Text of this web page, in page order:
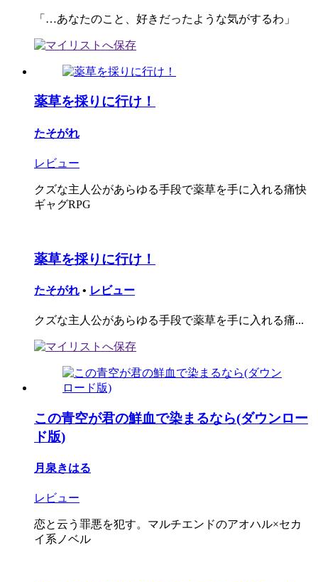
「…あなたのこと、好きだったような気がするわ」
薬草を採りに行け！
たそがれ
レビュー
クズな主人公があらゆる手段で薬草を手に入れる痛快
ギャグRPG
薬草を採りに行け！
たそがれ • レビュー
クズな主人公があらゆる手段で薬草を手に入れる痛...
この青空が君の鮮血で染まるなら(ダウンロー
ド版)
月泉きはる
レビュー
恋と云う罪悪を犯す。マルチエンドのアオハル×セカ
イ系ノベル